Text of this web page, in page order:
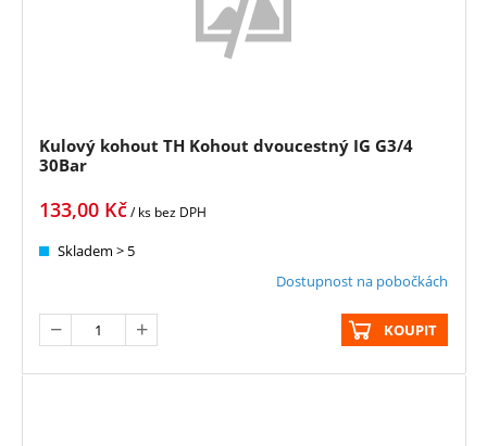
Kulový kohout TH Kohout dvoucestný IG G3/4
30Bar
133,00 Kč/ ks bez DPH
Skladem > 5
Dostupnost na pobočkách
KOUPIT